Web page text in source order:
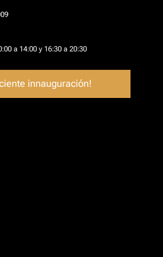
a 14:00 y 16:30 a 20:30
innauguración!